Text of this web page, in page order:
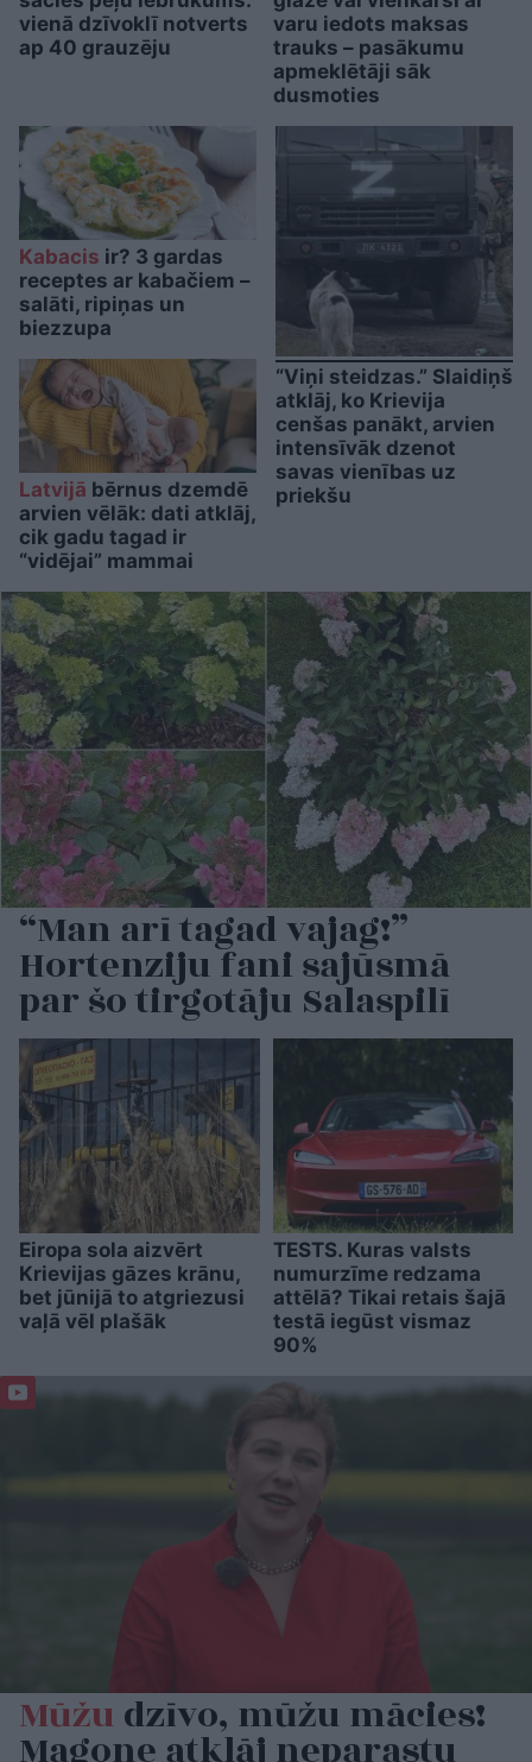
vienā dzīvoklī notverts
ap 40 grauzēju
varu iedots maksas
trauks – pasākumu
apmeklētāji sāk
dusmoties
Kabacis ir? 3 gardas
receptes ar kabačiem –
salāti, ripiņas un
biezzupa
Latvijā bērnus dzemdē
arvien vēlāk: dati atklāj,
cik gadu tagad ir
“vidējai” mammai
“Viņi steidzas.” Slaidiņš
atklāj, ko Krievija
cenšas panākt, arvien
intensīvāk dzenot
savas vienības uz
priekšu
“Man arī tagad vajag!”
Hortenziju fani sajūsmā
par šo tirgotāju Salaspilī
Eiropa sola aizvērt
Krievijas gāzes krānu,
bet jūnijā to atgriezusi
vaļā vēl plašāk
TESTS. Kuras valsts
numurzīme redzama
attēlā? Tikai retais šajā
testā iegūst vismaz
90%
Mūžudzīvo, mūžu mācies!